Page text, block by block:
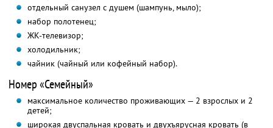
отдельный санузел с душем (шампунь, мыло);
набор полотенец;
ЖК-телевизор;
холодильник;
чайник (чайный или кофейный набор).
Номер «Семейный»
максимальное количество проживающих — 2 взрослых и 2
детей;
широкая двуспальная кровать и двухъярусная кровать (в